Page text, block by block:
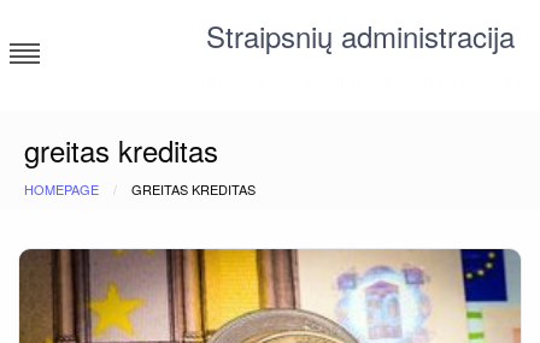
to
content
Straipsnių administracija
greitas kreditas
HOMEPAGE GREITAS KREDITAS